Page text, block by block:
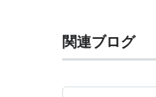
関連ブログ